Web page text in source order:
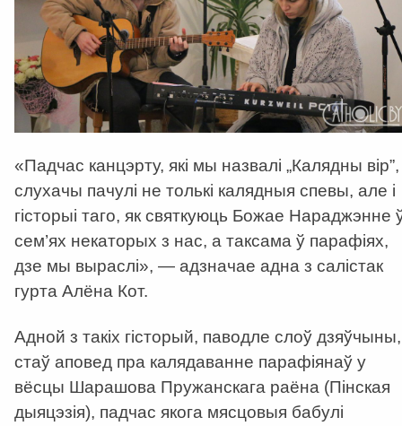
«Падчас канцэрту, які мы назвалі „Калядны вір”,
слухачы пачулі не толькі калядныя спевы, але і
гісторыі таго, як святкуюць Божае Нараджэнне
сем’ях некаторых з нас, а таксама ў парафіях,
дзе мы выраслі», — адзначае адна з салістак
гурта Алёна Кот.
Адной з такіх гісторый, паводле слоў дзяўчыны,
стаў аповед пра калядаванне парафіянаў у
вёсцы Шарашова Пружанскага раёна (Пінская
дыяцэзія), падчас якога мясцовыя бабулі